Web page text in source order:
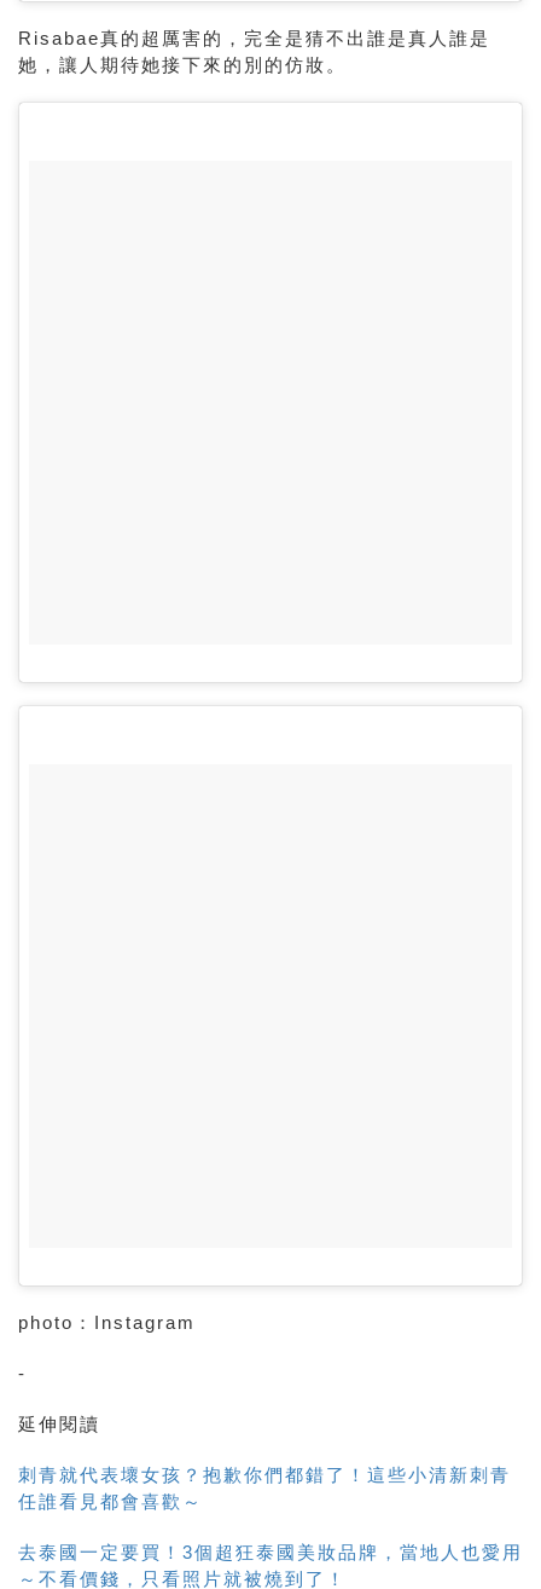
Risabae真的超厲害的，完全是猜不出誰是真人誰是
她，讓人期待她接下來的別的仿妝。
photo：Instagram
-
延伸閱讀
刺青就代表壞女孩？抱歉你們都錯了！這些小清新刺青
任誰看見都會喜歡～
去泰國一定要買！3個超狂泰國美妝品牌，當地人也愛用
～不看價錢，只看照片就被燒到了！